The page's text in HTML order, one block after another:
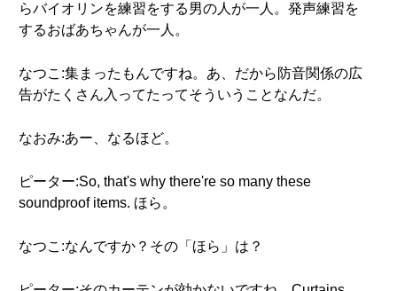
らバイオリンを練習をする男の人が一人。発声練習を
するおばあちゃんが一人。
なつこ:集まったもんですね。あ、だから防音関係の広
告がたくさん入ってたってそういうことなんだ。
なおみ:あー、なるほど。
ピーター:So, that's why there're so many these
soundproof items. ほら。
なつこ:なんですか？その「ほら」は？